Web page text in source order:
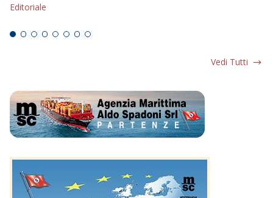
Editoriale
Vedi Tutti